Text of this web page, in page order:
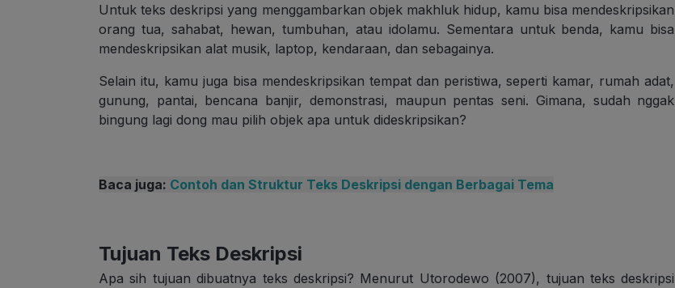
Untuk teks deskripsi yang menggambarkan objek makhluk hidup, kamu bisa mendeskripsikan
orang tua, sahabat, hewan, tumbuhan, atau idolamu. Sementara untuk benda, kamu bisa
mendeskripsikan alat musik, laptop, kendaraan, dan sebagainya.
Selain itu, kamu juga bisa mendeskripsikan tempat dan peristiwa, seperti kamar, rumah adat,
gunung, pantai, bencana banjir, demonstrasi, maupun pentas seni. Gimana, sudah nggak
bingung lagi dong mau pilih objek apa untuk dideskripsikan?
Baca juga: Contoh dan Struktur Teks Deskripsi dengan Berbagai Tema
Tujuan Teks Deskripsi
Apa sih tujuan dibuatnya teks deskripsi? Menurut Utorodewo (2007), tujuan teks deskripsi